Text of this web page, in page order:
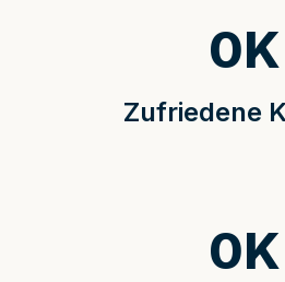
Zufriedene
0K
0K